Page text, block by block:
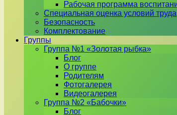
Рабочая программа
Специальная оценка условий труда
Безопасность
Комплектование
Группы
Группа №1 «Золотая рыбка»
Блог
О группе
Родителям
Фотогалерея
Видеогалерея
Группа №2 «Бабочки»
Блог